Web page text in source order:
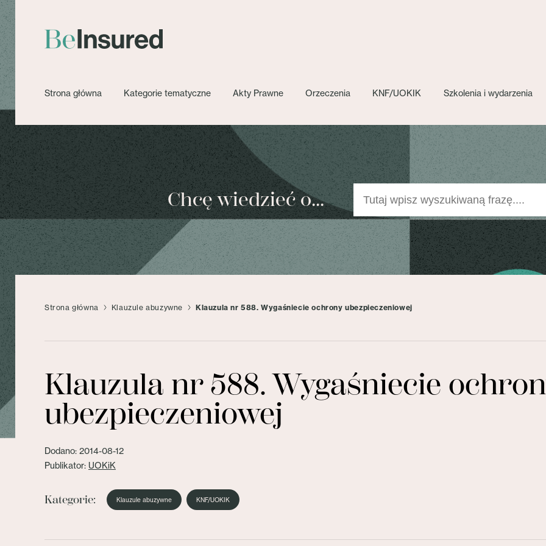
Strona główna Kategorie tematyczne Akty Prawne Orzeczenia KNF/UOKIK Szkolenia i wydarzenia
Chcę wiedzieć o...
Strona główna Klauzule abuzywne Klauzula nr 588. Wygaśniecie ochrony ubezpieczeniowej
Klauzula nr 588. Wygaśniecie
ubezpieczeniowej
Dodano: 2014-08-12
Publikator: UOKiK
Kategorie: Klauzule abuzywne KNF/UOKIK